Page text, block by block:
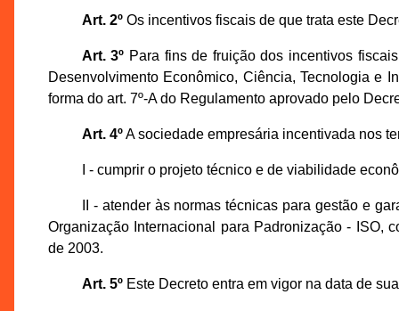
Art. 2ºOs incentivos fiscais de que trata este
Art. 3º Para fins de fruição dos incentivos
Desenvolvimento Econômico, Ciência, Tecnologia e
forma do art. 7º-A do Regulamento aprovado pelo
Art. 4ºA sociedade empresária incentivada nos
I - cumprir o projeto técnico e de viabilidade
II - atender às normas técnicas para gestão e
Organização Internacional para Padronização - ISO,
de 2003.
Art. 5ºEste Decreto entra em vigor na data de